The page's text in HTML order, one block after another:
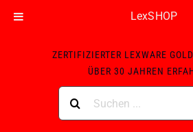
LexSHOP
ZERTIFIZIERTER LEXWARE
ÜBER 30 JAHREN
nach: